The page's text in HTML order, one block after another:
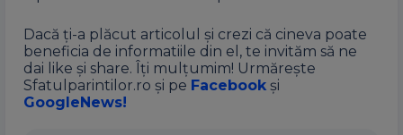
Dacă ți-a plăcut articolul și crezi că cineva poate
beneficia de informatiile din el, te invităm să ne
dai like și share. Îți mulțumim! Urmărește
Sfatulparintilor.ro și pe Facebook și
GoogleNews!